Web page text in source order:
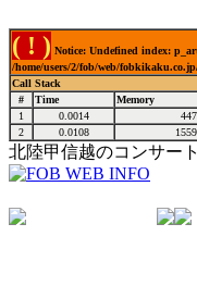
( ! ) Notice: Undefined index:
/home/users/2/fob/web/
Call Stack
#
Time Memory
1
0.0014
2
0.0108
北陸甲信越のコンサー